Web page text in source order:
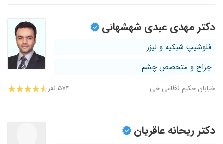
دکتر مهدی عبدی شهشهانی
فلوشیپ شبکیه و لیزر
جراح و متخصص چشم
خیابان حکیم نظامی خی... ۵۷۴ نفر
دکتر ریحانه عاقریان